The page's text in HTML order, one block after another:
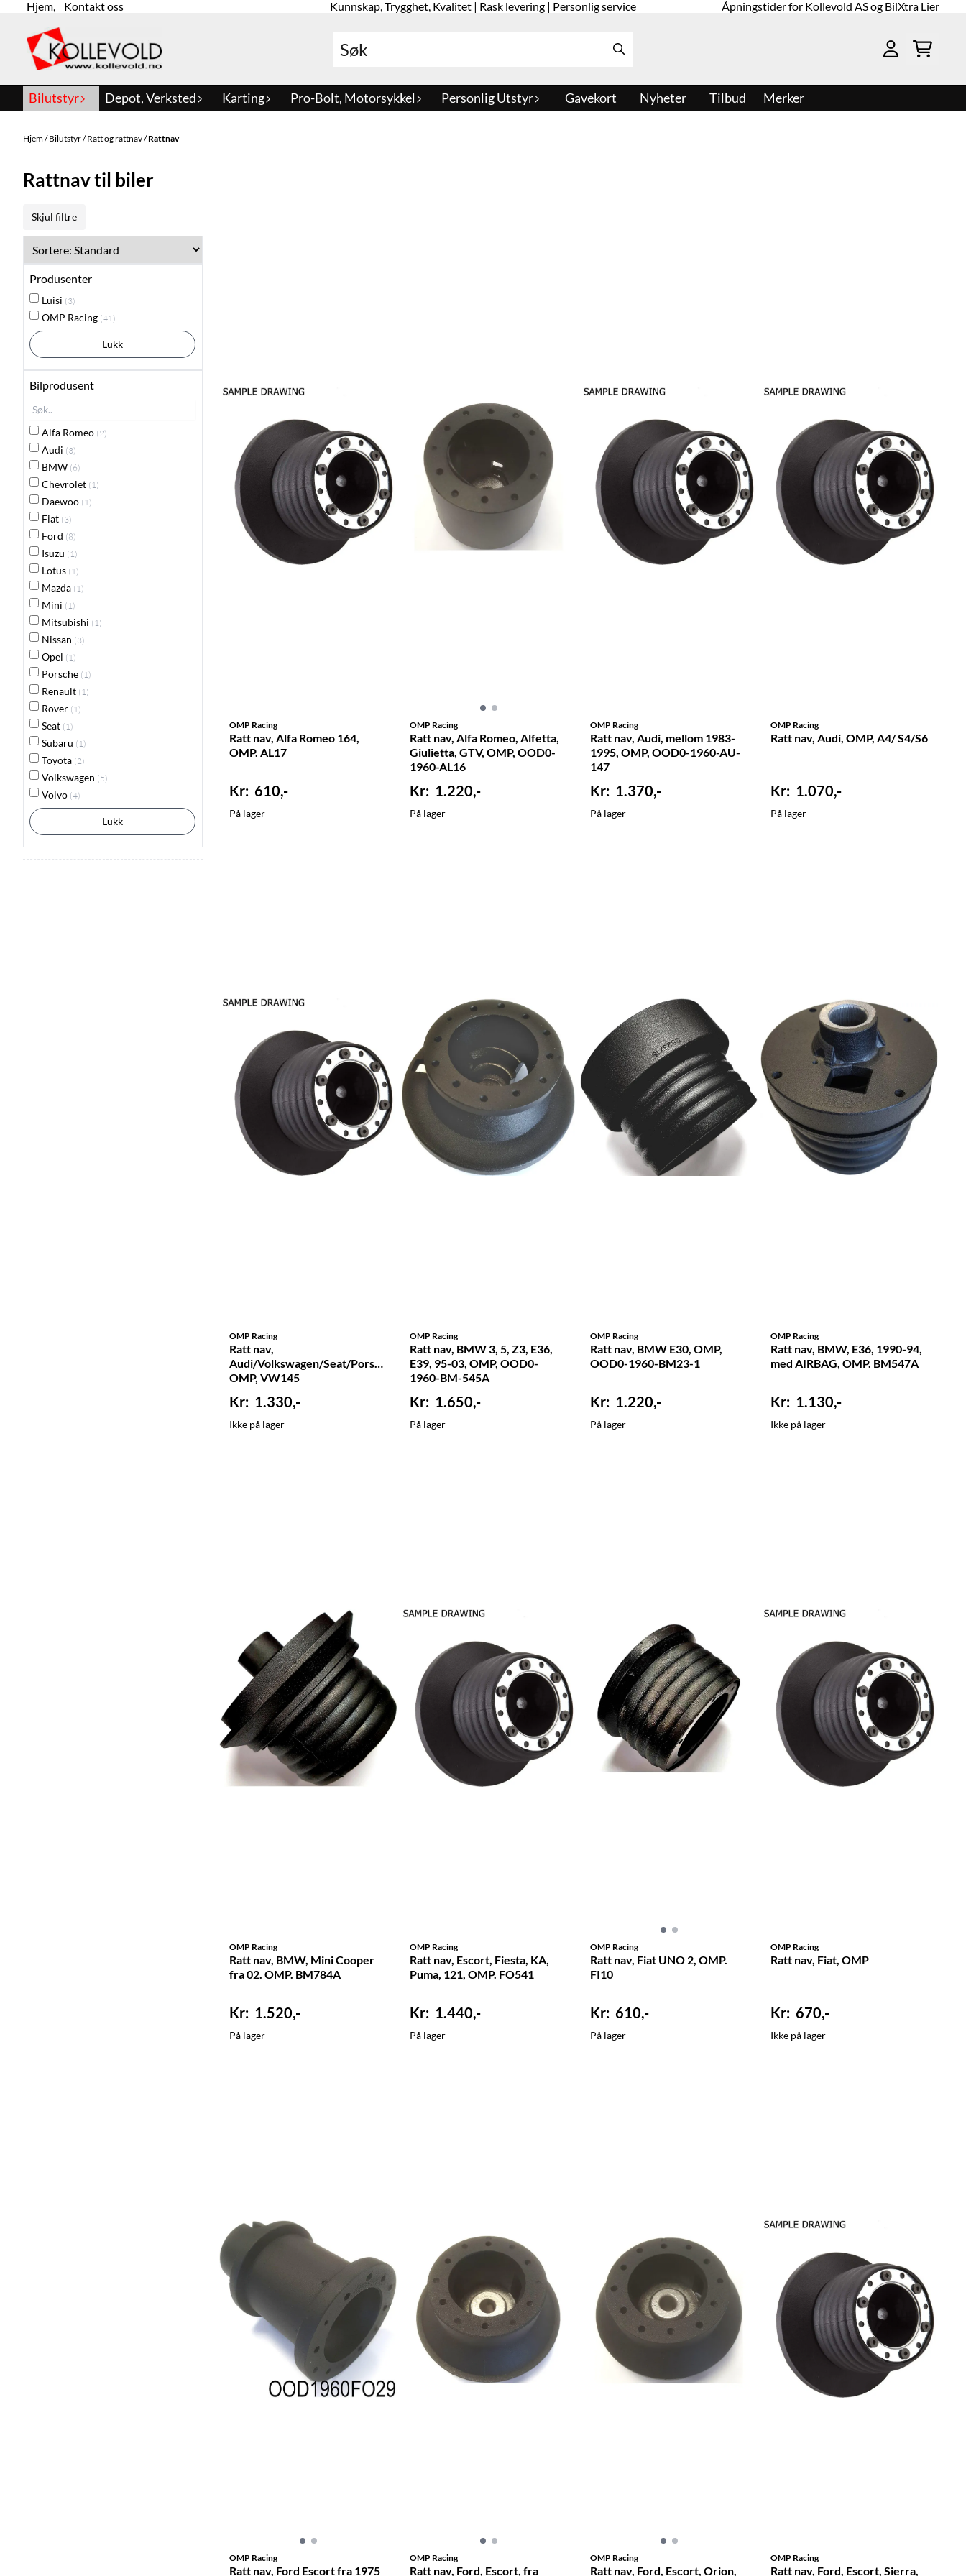
Hopp til innhold
Hjem, Kontakt oss Kunnskap, Trygghet, Kvalitet | Rask levering | Personlig service Åpningstider for Kollevold AS og BilXtra Lier
Bilutstyr Depot, Verksted Karting Pro-Bolt, Motorsykkel Personlig Utstyr Gavekort Nyheter Tilbud Merker
Hjem/Bilutstyr/Ratt og rattnav/Rattnav
Rattnav til biler
Skjul filtre
Produsenter
Luisi (3)
OMP Racing (41)
Lukk
Bilprodusent
Alfa Romeo (2)
Audi (3)
BMW (6)
Chevrolet (1)
Daewoo (1)
Fiat (3)
Ford (8)
Isuzu (1)
Lotus (1)
Mazda (1)
Mini (1)
Mitsubishi (1)
Nissan (3)
Opel (1)
Porsche (1)
Renault (1)
Rover (1)
Seat (1)
Subaru (1)
Toyota (2)
Volkswagen (5)
Volvo (4)
Lukk
OMP Racing
Ratt nav, Alfa Romeo 164,
OMP. AL17
610,-
På lager
OMP Racing
Ratt nav, Alfa Romeo, Alfetta,
Giulietta, GTV, OMP, OOD0-
1960-AL16
1.220,-
På lager
OMP Racing
Ratt nav, Audi, mellom 1983-
1995, OMP, OOD0-1960-AU-
147
1.370,-
På lager
OMP Racing
Ratt nav, Audi, OMP, A4/ S4/S6
1.070,-
På lager
OMP Racing
Ratt nav,
Audi/Volkswagen/Seat/Porsche,
OMP, VW145
1.330,-
Ikke på lager
OMP Racing
Ratt nav, BMW 3, 5, Z3, E36,
E39, 95-03, OMP, OOD0-
1960-BM-545A
1.650,-
På lager
OMP Racing
Ratt nav, BMW E30, OMP,
OOD0-1960-BM23-1
1.220,-
På lager
OMP Racing
Ratt nav, BMW, E36, 1990-94,
med AIRBAG, OMP. BM547A
1.130,-
Ikke på lager
OMP Racing
Ratt nav, BMW, Mini Cooper
fra 02. OMP. BM784A
1.520,-
På lager
OMP Racing
Ratt nav, Escort, Fiesta, KA,
Puma, 121, OMP. FO541
1.440,-
På lager
OMP Racing
Ratt nav, Fiat UNO 2, OMP.
FI10
610,-
På lager
OMP Racing
Ratt nav, Fiat, OMP
670,-
Ikke på lager
OMP Racing
Ratt nav, Ford Escort fra 1975
OMP Racing
Ratt nav, Ford, Escort, fra
OMP Racing
Ratt nav, Ford, Escort, Orion,
OMP Racing
Ratt nav, Ford, Escort, Sierra,